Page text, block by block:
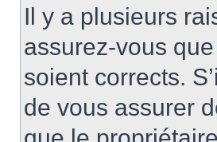
Il y a plusieurs
assurez-vous
soient corrects.
de vous assurer